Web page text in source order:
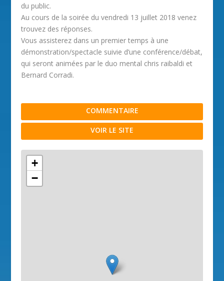
du public.
Au cours de la soirée du vendredi 13 juillet 2018 venez
trouvez des réponses.
Vous assisterez dans un premier temps à une
démonstration/spectacle suivie d’une conférence/débat,
qui seront animées par le duo mental chris raibaldi et
Bernard Corradi.
COMMENTAIRE
VOIR LE SITE
+
−